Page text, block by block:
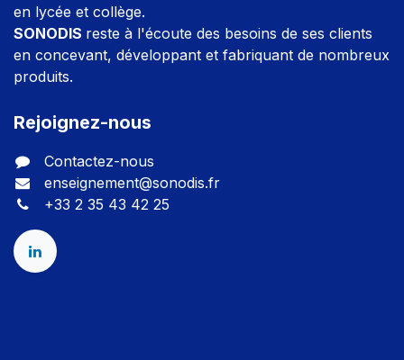
en lycée et collège.
SONODIS reste à l'écoute des besoins de ses clients
en concevant, développant et fabriquant de nombreux
produits.
Rejoignez-nous
Contactez-nous
enseignement@sonodis.fr
+33 2 35 43 42 25